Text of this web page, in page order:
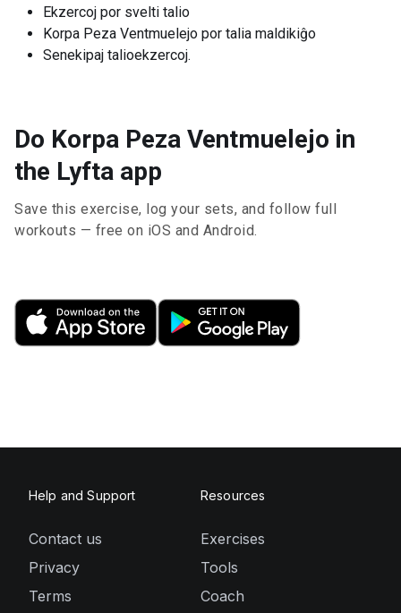
Ekzercoj por svelti talio
Korpa Peza Ventmuelejo por talia maldikiĝo
Senekipaj talioekzercoj.
Do Korpa Peza Ventmuelejo in
the Lyfta app
Save this exercise, log your sets, and follow full
workouts — free on iOS and Android.
Help and Support
Contact us
Privacy
Terms
Resources
Exercises
Tools
Coach